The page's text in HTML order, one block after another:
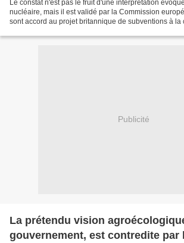
Le constat n'est pas le fruit d'une interprétation
nucléaire, mais il est validé par la Commission
sont accord au projet britannique de subventions à la
Publicité
La prétendu vision
gouvernement, est contredite par